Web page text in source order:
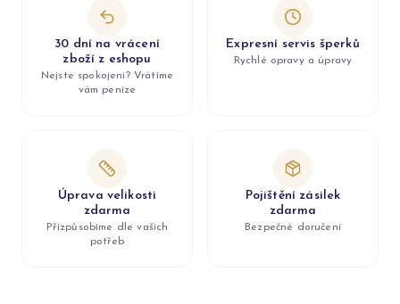
30 dní na vrácení
zboží z eshopu
Nejste spokojeni? Vrátíme
vám peníze
Expresní servis šperků
Rychlé opravy a úpravy
Úprava velikosti
zdarma
Přizpůsobíme dle vašich
potřeb
Pojištění zásilek
zdarma
Bezpečné doručení